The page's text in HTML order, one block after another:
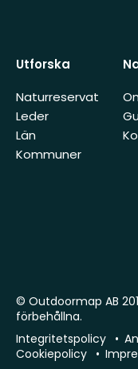
Utforska
Naturreservat
Leder
Län
Kommuner
© Outdoormap AB
förbehållna.
Integritetspolicy
Cookiepolicy